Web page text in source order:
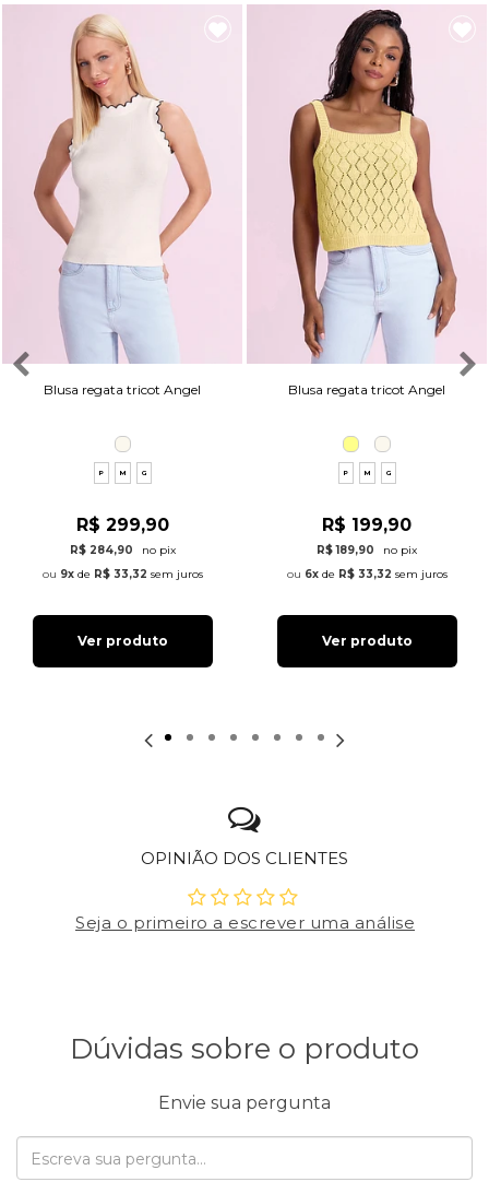
Blusa regata tricot Angel
P M G
R$ 299,90
R$ 284,90
no pix
9xde R$ 33,32 sem juros
Ver produto
Blusa regata tricot Angel
P M G
R$ 199,90
R$ 189,90
no pix
6xde R$ 33,32 sem juros
Ver produto
OPINIÃO DOS CLIENTES
Seja o primeiro a escrever uma análise
Dúvidas sobre o produto
Envie sua pergunta